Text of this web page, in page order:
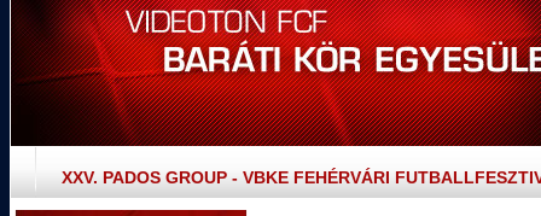
XXV. PADOS GROUP - VBKE FEHÉRVÁRI